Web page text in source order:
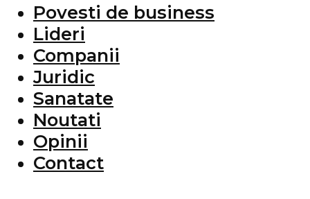
Povesti de business
Lideri
Companii
Juridic
Sanatate
Noutati
Opinii
Contact